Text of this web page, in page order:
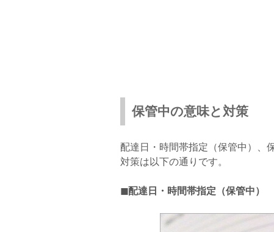
保管中の意味と対策
配達日・時間帯指定（保管中）、
対策は以下の通りです。
◼︎配達日・時間帯指定（保管中）